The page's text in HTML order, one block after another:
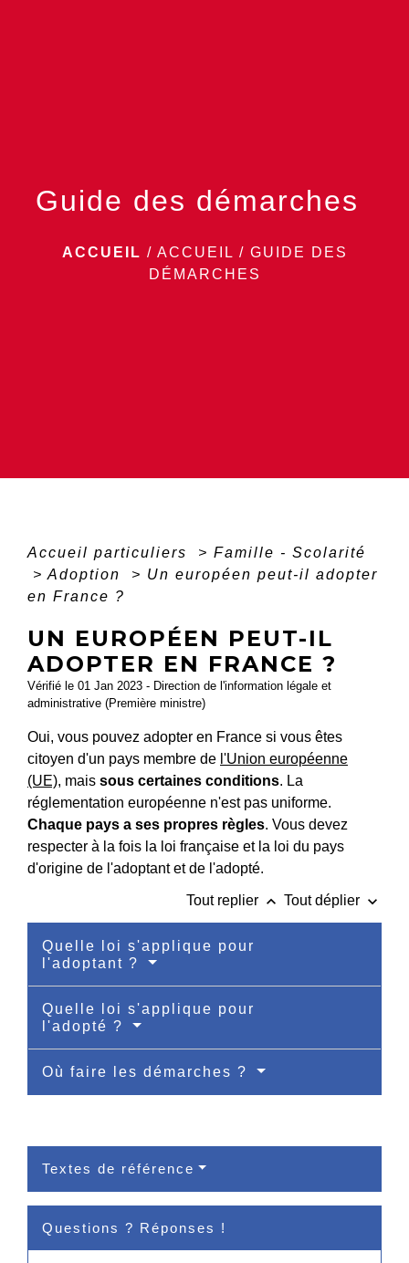
Guide des démarches
ACCUEIL / ACCUEIL / GUIDE DES
DÉMARCHES
Accueil particuliers > Famille - Scolarité
> Adoption > Un européen peut-il adopter
en France ?
UN EUROPÉEN PEUT-IL
ADOPTER EN FRANCE ?
Vérifié le 01 Jan 2023 - Direction de l'information légale et
administrative (Première ministre)
Oui, vous pouvez adopter en France si vous êtes
citoyen d'un pays membre de l'Union européenne
(UE), mais sous certaines conditions. La
réglementation européenne n'est pas uniforme.
Chaque pays a ses propres règles. Vous devez
respecter à la fois la loi française et la loi du pays
d'origine de l'adoptant et de l'adopté.
Tout replier keyboard_arrow_up Tout déplier keyboard_arrow_down
Quelle loi s'applique pour
l'adoptant ?
Quelle loi s'applique pour
l'adopté ?
Où faire les démarches ?
Textes de référence
Questions ? Réponses !